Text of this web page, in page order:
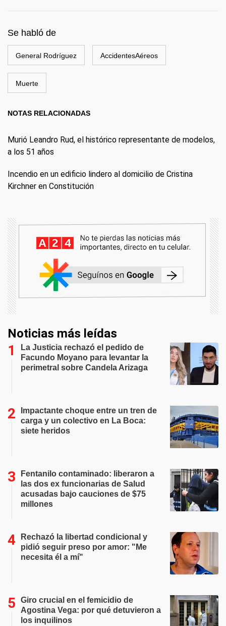
Se habló de
General Rodríguez AccidentesAéreos
Muerte
NOTAS RELACIONADAS
Murió Leandro Rud, el histórico representante de modelos,
a los 51 años
Incendio en un edificio lindero al domicilio de Cristina
Kirchner en Constitución
Noticias más leídas
La Justicia rechazó el pedido de
Facundo Moyano para levantar la
perimetral sobre Candela Arizaga
Impactante choque entre un tren de
carga y un colectivo en La Boca:
siete heridos
Fentanilo contaminado: liberaron a
las dos ex funcionarias de Salud
acusadas bajo cauciones de $75
millones
Rechazó la libertad condicional y
pidió seguir preso por amor: "Me
necesita él a mí"
Giro crucial en el femicidio de
Agostina Vega: por qué detuvieron a
los inquilinos